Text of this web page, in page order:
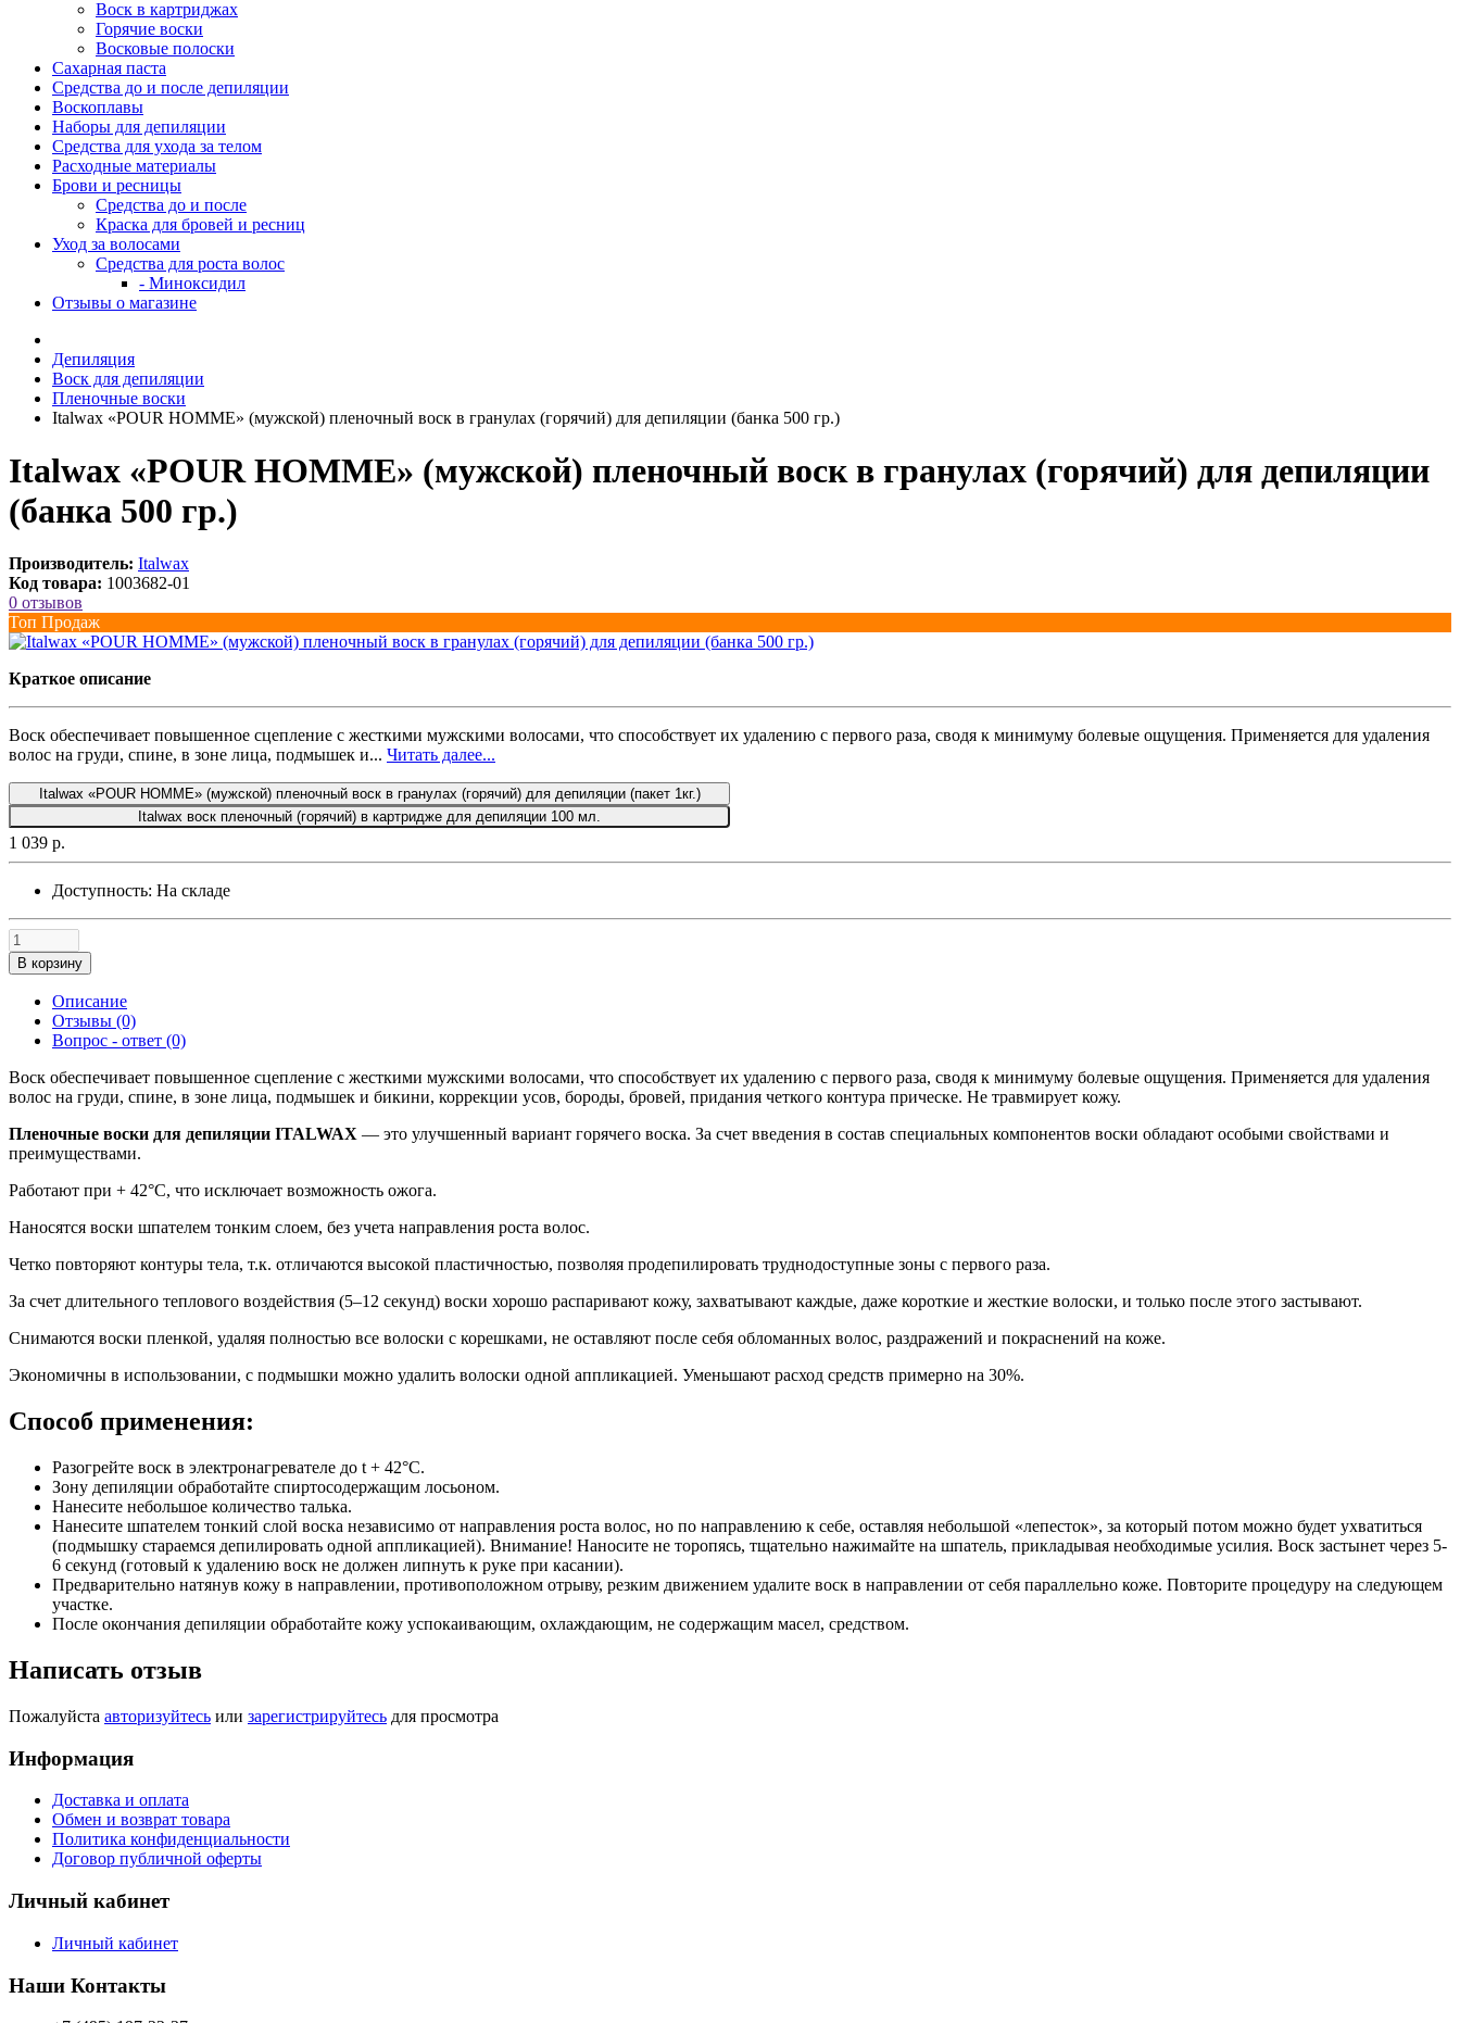
Воск в картриджах
Горячие воски
Восковые полоски
Сахарная паста
Средства до и после депиляции
Воскоплавы
Наборы для депиляции
Средства для ухода за телом
Расходные материалы
Брови и ресницы
Средства до и после
Краска для бровей и ресниц
Уход за волосами
Средства для роста волос
- Миноксидил
Отзывы о магазине
Депиляция
Воск для депиляции
Пленочные воски
Italwax «POUR HOMME» (мужской) пленочный воск в гранулах (горячий) для депиляции (банка 500 гр.)
Italwax «POUR HOMME» (мужской) пленочный воск в гранулах (горячий) для депиляции
(банка 500 гр.)
Производитель: Italwax
Код товара: 1003682-01
0 отзывов
Топ Продаж
Краткое описание
Воск обеспечивает повышенное сцепление с жесткими мужскими волосами, что способствует их удалению с первого раза, сводя к минимуму болевые ощущения. Применяется для удаления
волос на груди, спине, в зоне лица, подмышек и... Читать далее...
Italwax «POUR HOMME» (мужской) пленочный воск в гранулах (горячий) для депиляции (пакет 1кг.)
Italwax воск пленочный (горячий) в картридже для депиляции 100 мл.
1 039 р.
Доступность: На складе
В корзину
Описание
Отзывы (0)
Вопрос - ответ (0)
Воск обеспечивает повышенное сцепление с жесткими мужскими волосами, что способствует их удалению с первого раза, сводя к минимуму болевые ощущения. Применяется для удаления
волос на груди, спине, в зоне лица, подмышек и бикини, коррекции усов, бороды, бровей, придания четкого контура прическе. Не травмирует кожу.
Пленочные воски для депиляции ITALWAX — это улучшенный вариант горячего воска. За счет введения в состав специальных компонентов воски обладают особыми свойствами и
преимуществами.
Работают при + 42°С, что исключает возможность ожога.
Наносятся воски шпателем тонким слоем, без учета направления роста волос.
Четко повторяют контуры тела, т.к. отличаются высокой пластичностью, позволяя продепилировать труднодоступные зоны с первого раза.
За счет длительного теплового воздействия (5–12 секунд) воски хорошо распаривают кожу, захватывают каждые, даже короткие и жесткие волоски, и только после этого застывают.
Снимаются воски пленкой, удаляя полностью все волоски с корешками, не оставляют после себя обломанных волос, раздражений и покраснений на коже.
Экономичны в использовании, с подмышки можно удалить волоски одной аппликацией. Уменьшают расход средств примерно на 30%.
Способ применения:
Разогрейте воск в электронагревателе до t + 42°С.
Зону депиляции обработайте спиртосодержащим лосьоном.
Нанесите небольшое количество талька.
Нанесите шпателем тонкий слой воска независимо от направления роста волос, но по направлению к себе, оставляя небольшой «лепесток», за который потом можно будет ухватиться
(подмышку стараемся депилировать одной аппликацией). Внимание! Наносите не торопясь, тщательно нажимайте на шпатель, прикладывая необходимые усилия. Воск застынет через 5-
6 секунд (готовый к удалению воск не должен липнуть к руке при касании).
Предварительно натянув кожу в направлении, противоположном отрыву, резким движением удалите воск в направлении от себя параллельно коже. Повторите процедуру на следующем
участке.
После окончания депиляции обработайте кожу успокаивающим, охлаждающим, не содержащим масел, средством.
Написать отзыв
Пожалуйста авторизуйтесь или зарегистрируйтесь для просмотра
Информация
Доставка и оплата
Обмен и возврат товара
Политика конфиденциальности
Договор публичной оферты
Личный кабинет
Личный кабинет
Наши Контакты